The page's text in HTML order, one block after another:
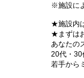
※施設に
★施設内
★まずは
あなたの
20代・30
若手から